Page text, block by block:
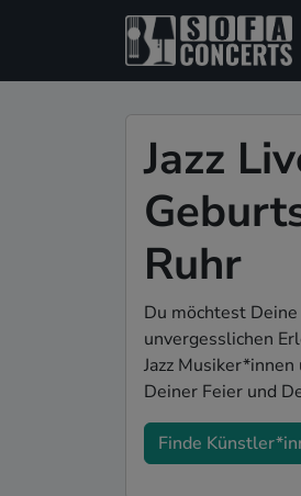
Jazz
Ruhr
Du möchtest
unvergesslichen
Jazz
Deiner Feier und
Finde